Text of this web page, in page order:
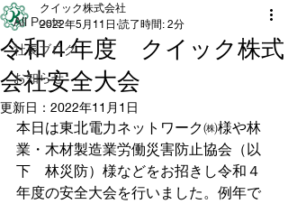
All Posts
社長ブログ
お知らせ
令和４年度 クイック株式
会社安全大会
クイック株式会社
2022年5月11日 読了時間: 2分
更新日： 2022年11月1日
本日は東北電力ネットワーク㈱様や林
業・木材製造業労働災害防止協会（以
下　林災防）様などをお招きし令和４
年度の安全大会を行いました。例年で